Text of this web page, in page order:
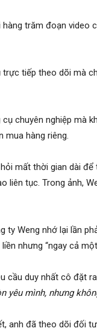
trăm đoạn video
trực tiếp theo dõi mà
chuyên nghiệp mà
mua hàng riêng.
mất thời gian dài
liên tục. Trong ảnh,
ty Weng nhớ lại lần
nhưng “ngay cả
cầu duy nhất cô đặt
yêu mình, nhưng
anh đã theo dõi đối